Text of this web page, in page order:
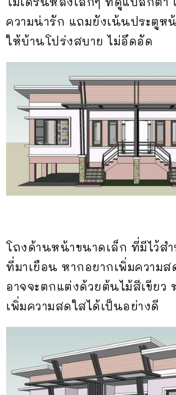
ความน่ารัก แถมยังเน้นประตูห
ให้บ้านโปร่งสบาย ไม่อึดอัด
โถงด้านหน้าขนาดเล็ก ที่มีไว้ส
ที่มาเยือน หากอยากเพิ่มความ
อาจจะตกแต่งด้วยต้นไม้สีเขียว
เพิ่มความสดใสได้เป็นอย่างดี